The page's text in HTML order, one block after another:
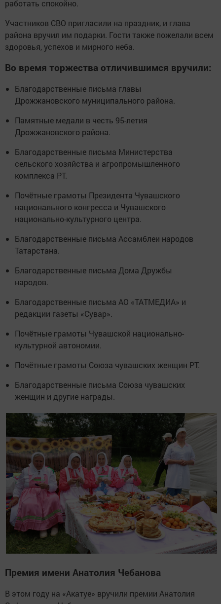
работать спокойно.
Участников СВО пригласили на праздник, и глава
района вручил им подарки. Гости также пожелали всем
здоровья, успехов и мирного неба.
Во время торжества отличившимся вручили:
Благодарственные письма главы
Дрожжановского муниципального района.
Памятные медали в честь 95-летия
Дрожжановского района.
Благодарственные письма Министерства
сельского хозяйства и агропромышленного
комплекса РТ.
Почётные грамоты Президента Чувашского
национального конгресса и Чувашского
национально-культурного центра.
Благодарственные письма Ассамблеи народов
Татарстана.
Благодарственные письма Дома Дружбы
народов.
Благодарственные письма АО «ТАТМЕДИА» и
редакции газеты «Сувар».
Почётные грамоты Чувашской национально-
культурной автономии.
Почётные грамоты Союза чувашских женщин РТ.
Благодарственные письма Союза чувашских
женщин и другие награды.
Премия имени Анатолия Чебанова
В этом году на «Акатуе» вручили премии Анатолия